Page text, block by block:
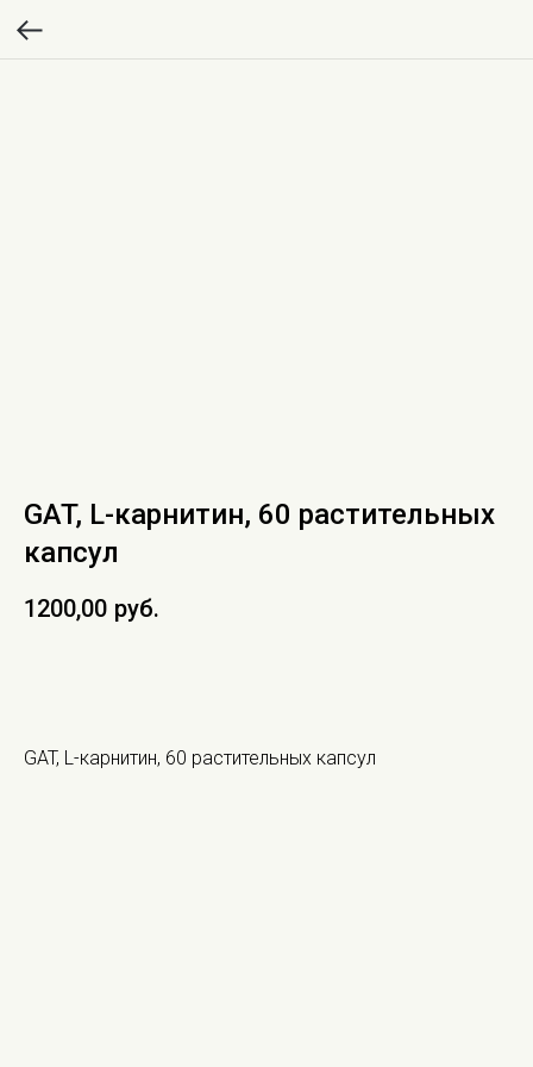
GAT, L-карнитин, 60 растительных
капсул
1200,00 руб.
GAT, L-карнитин, 60 растительных капсул